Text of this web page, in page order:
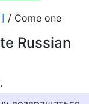
/ Come one
Russian